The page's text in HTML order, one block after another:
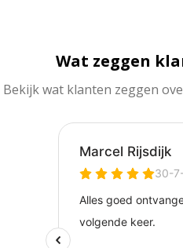
Wat zeggen
Bekijk wat klanten zeggen